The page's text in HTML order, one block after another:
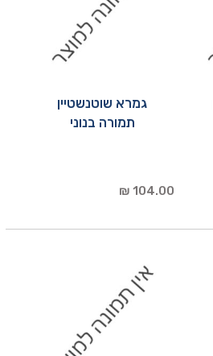
גמרא שוטנשטיין
תמורה בנוני
104.00 ₪